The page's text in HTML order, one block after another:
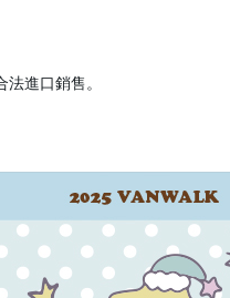
進口銷售。